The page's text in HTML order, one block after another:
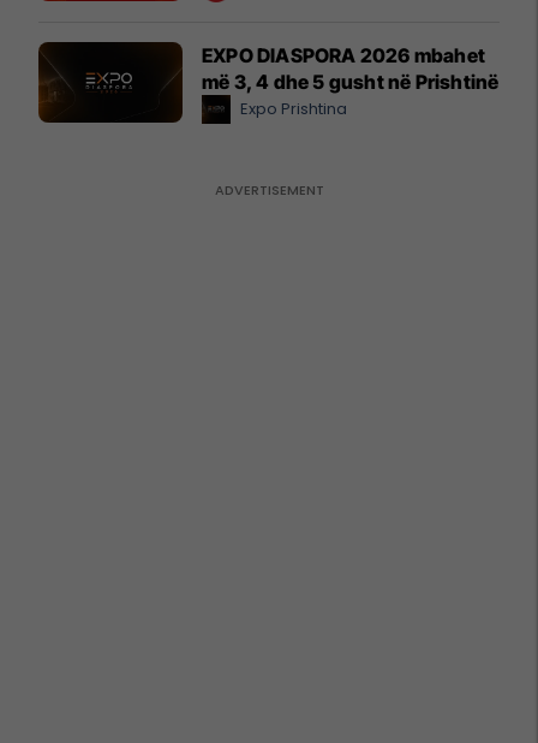
EXPO DIASPORA 2026 mbahet
më 3, 4 dhe 5 gusht në Prishtinë
Expo Prishtina